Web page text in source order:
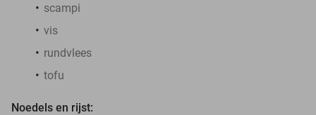
scampi
vis
rundvlees
tofu
Noedels en rijst: